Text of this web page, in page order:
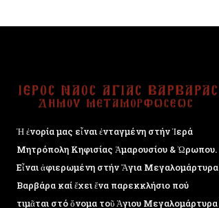
Ἡ ἐνορία μας εἶναι ἐνταγμένη στήν Ἱερά
Μητρόπολη Κηφισίας Ἁμαρουσίου & Ὠρωπου.
Εἶναι ἀφιερωμένη στήν Ἅγια Μεγαλομάρτυρα
Βαρβάρα καί ἔχει ἕνα παρεκκλήσιο πού
τιμᾶται στό ὄνομα τοῦ Ἁγιου Μεγαλομάρτυρα